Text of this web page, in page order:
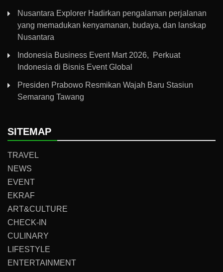
Nusantara Explorer Hadirkan pengalaman perjalanan
yang memadukan kenyamanan, budaya, dan lanskap
Nusantara
Indonesia Business Event Mart 2026, Perkuat
Indonesia di Bisnis Event Global
Presiden Prabowo Resmikan Wajah Baru Stasiun
Semarang Tawang
SITEMAP
TRAVEL
NEWS
EVENT
EKRAF
ART&CULTURE
CHECK-IN
CULINARY
LIFESTYLE
ENTERTAINMENT